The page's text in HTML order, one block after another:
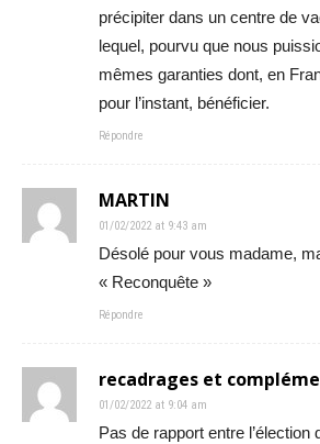
précipiter dans un centre de
lequel, pourvu que nous
mêmes garanties dont, en
pour l’instant, bénéficier.
Répondre
MARTIN
01/02/2022 at 9:43 am
Désolé pour vous madame,
« Reconquête »
Répondre
recadrages et
01/02/2022 at 9:04 am
Pas de rapport entre l’élection